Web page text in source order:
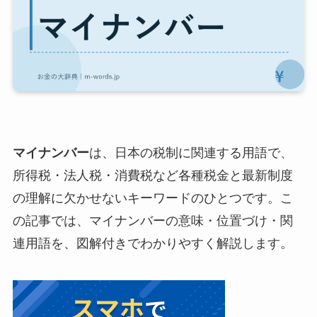
マイナンバーは、日本の税制に関連する用語で、
所得税・法人税・消費税など各種税金と最新制度
の理解に欠かせないキーワードのひとつです。こ
の記事では、マイナンバーの意味・位置づけ・関
連用語を、図解付きでわかりやすく解説します。